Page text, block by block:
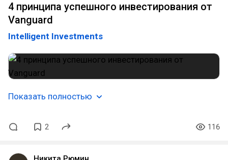
4 принципа успешного инвестирования от
Vanguard
Intelligent Investments
Показать полностью
2 116